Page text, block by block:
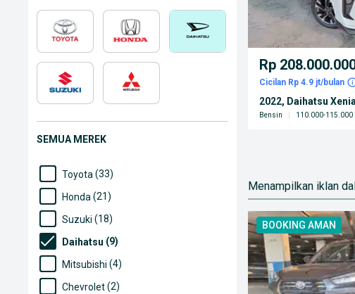
SEMUA MEREK
Toyota (33)
Honda (21)
Suzuki (18)
Daihatsu (9)
Mitsubishi (4)
Chevrolet(2)
Rp
Cicilan Rp 4.9 jt/bulan
2022, Daihatsu Xenia
Bensin 110.000-115.000
Menampilkan iklan
BOOKING AMAN